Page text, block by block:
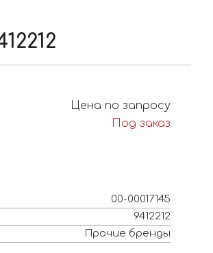
00-00017145
9412212
Прочие бренды
Цена по запросу
Под заказ